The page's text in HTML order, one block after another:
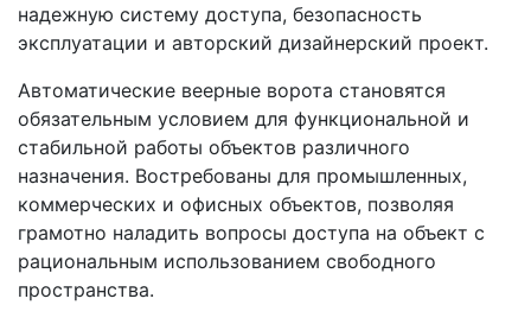
надежную систему доступа, безопасность
эксплуатации и авторский дизайнерский проект.
Автоматические веерные ворота становятся
обязательным условием для функциональной и
стабильной работы объектов различного
назначения. Востребованы для промышленных,
коммерческих и офисных объектов, позволяя
грамотно наладить вопросы доступа на объект с
рациональным использованием свободного
пространства.